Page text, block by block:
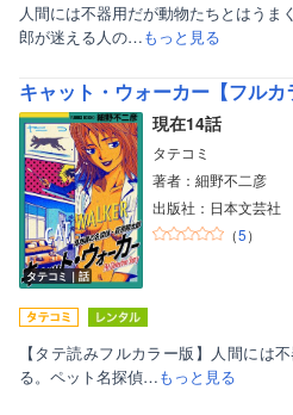
人間には不器用だが動物たちとはうま
郎が迷える人の…もっと見る
キャット・ウォーカー【フルカ
タテコミ｜話
現在14話
タテコミ
著者：細野不二彦
出版社：日本文芸社
（5）
【タテ読みフルカラー版】人間には
る。ペット名探偵…もっと見る